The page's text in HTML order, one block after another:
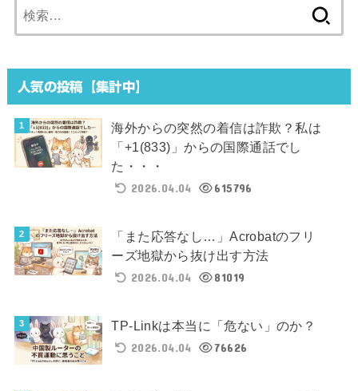
索:
人気の投稿【集計中】
海外からの突然の着信は詐欺？私は
「+1(833)」からの国際通話でし
た・・・
2026.04.04
615796
「また応答なし…」Acrobatのフリ
ーズ地獄から抜け出す方法
2026.04.04
81019
TP-Linkは本当に「危ない」のか？
2026.04.04
76626